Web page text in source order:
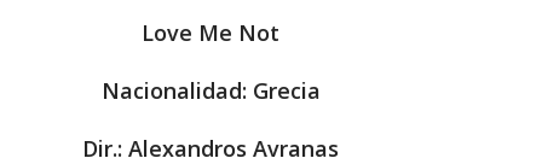
Love Me Not
Nacionalidad: Grecia
Dir.: Alexandros Avranas